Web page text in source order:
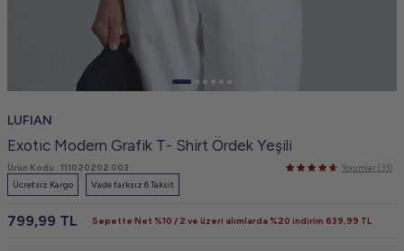
LUFIAN
Exotıc Modern Grafik T- Shirt Ördek Yeşili
Ürün Kodu : 111020202 003
Yorumlar (33)
Ücretsiz Kargo
Vade farksız 6 Taksit
799,99 TL Sepette Net %10 / 2 ve üzeri alımlarda %20 indirim 639,99 TL